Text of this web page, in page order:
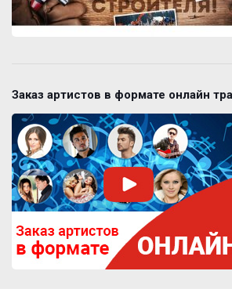
Заказ артистов в формате онлайн